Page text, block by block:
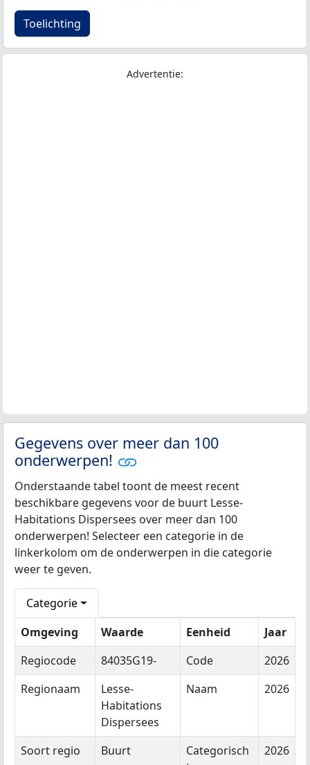
Toelichting
Advertentie:
Gegevens over meer dan 100
onderwerpen!
Onderstaande tabel toont de meest recent
beschikbare gegevens voor de buurt Lesse-
Habitations Dispersees over meer dan 100
onderwerpen! Selecteer een categorie in de
linkerkolom om de onderwerpen in die categorie
weer te geven.
Categorie
Omgeving
Waarde Eenheid
Jaar
Regiocode
84035G19- Code
2026
Regionaam
Lesse-
Habitations
Dispersees
Naam 2026
Soort regio Buurt
Categorisch
2026